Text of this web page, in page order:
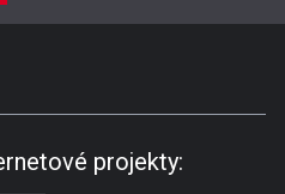
projekty: